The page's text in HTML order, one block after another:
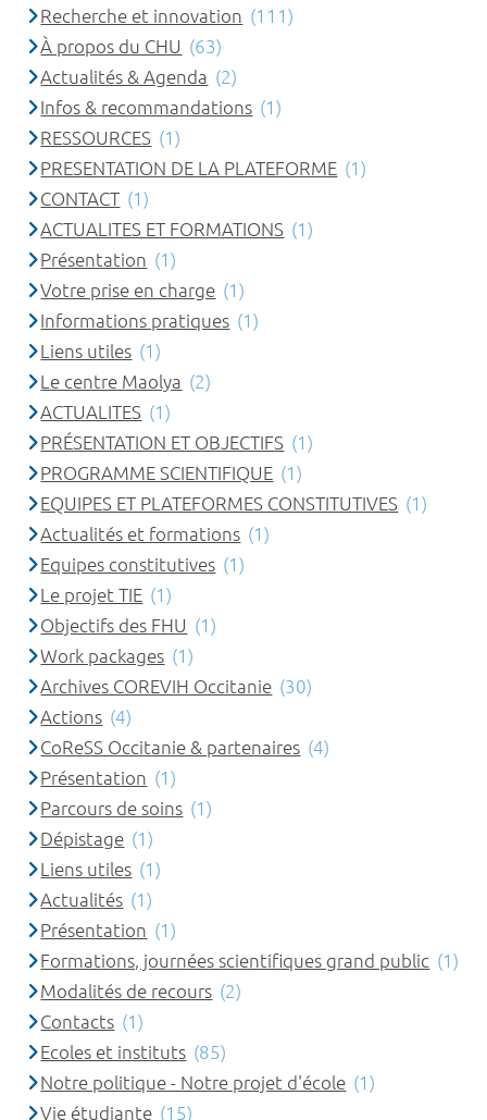
Recherche et innovation (111)
À propos du CHU (63)
Actualités & Agenda (2)
Infos & recommandations (1)
RESSOURCES (1)
PRESENTATION DE LA PLATEFORME (1)
CONTACT (1)
ACTUALITES ET FORMATIONS (1)
Présentation (1)
Votre prise en charge (1)
Informations pratiques (1)
Liens utiles (1)
Le centre Maolya (2)
ACTUALITES (1)
PRÉSENTATION ET OBJECTIFS (1)
PROGRAMME SCIENTIFIQUE (1)
EQUIPES ET PLATEFORMES CONSTITUTIVES (1)
Actualités et formations (1)
Equipes constitutives (1)
Le projet TIE (1)
Objectifs des FHU (1)
Work packages (1)
Archives COREVIH Occitanie (30)
Actions (4)
CoReSS Occitanie & partenaires (4)
Présentation (1)
Parcours de soins (1)
Dépistage (1)
Liens utiles (1)
Actualités (1)
Présentation (1)
Formations, journées scientifiques grand public (1)
Modalités de recours (2)
Contacts (1)
Ecoles et instituts (85)
Notre politique - Notre projet d'école (1)
Vie étudiante (15)